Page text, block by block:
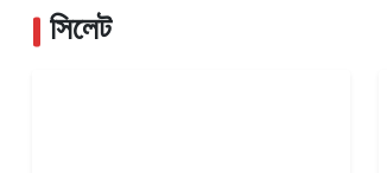
সিলেট